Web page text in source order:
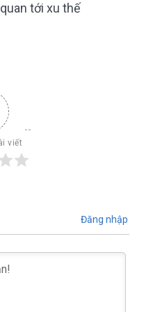
tới xu thế
viết
Đăng nhập